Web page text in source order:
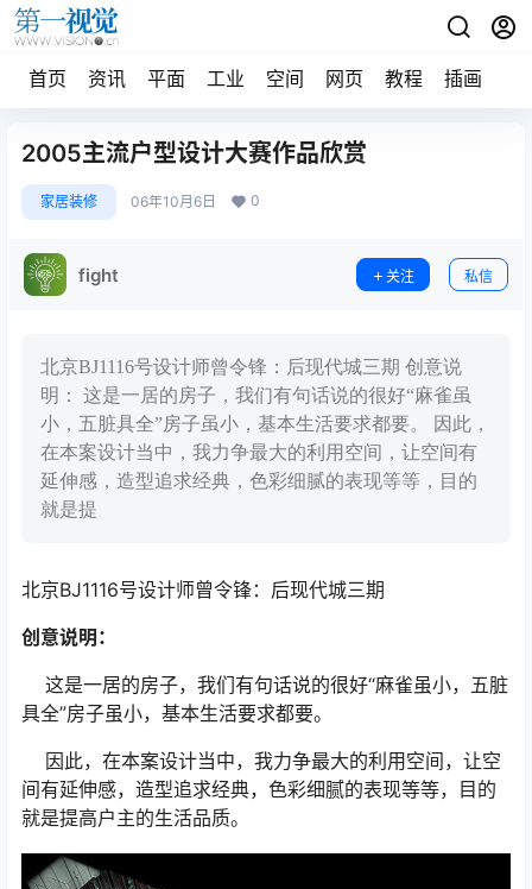
首页 资讯 平面 工业 空间 网页 教程 插画
2005主流户型设计大赛作品欣赏
家居装修 06年10月6日 0
fight 关注 私信
北京BJ1116号设计师曾令锋：后现代城三期 创意说
明： 这是一居的房子，我们有句话说的很好“麻雀虽
小，五脏具全”房子虽小，基本生活要求都要。 因此，
在本案设计当中，我力争最大的利用空间，让空间有
延伸感，造型追求经典，色彩细腻的表现等等，目的
就是提
北京BJ1116号设计师曾令锋：后现代城三期
创意说明：
这是一居的房子，我们有句话说的很好“麻雀虽小，五脏
具全”房子虽小，基本生活要求都要。
因此，在本案设计当中，我力争最大的利用空间，让空
间有延伸感，造型追求经典，色彩细腻的表现等等，目的
就是提高户主的生活品质。